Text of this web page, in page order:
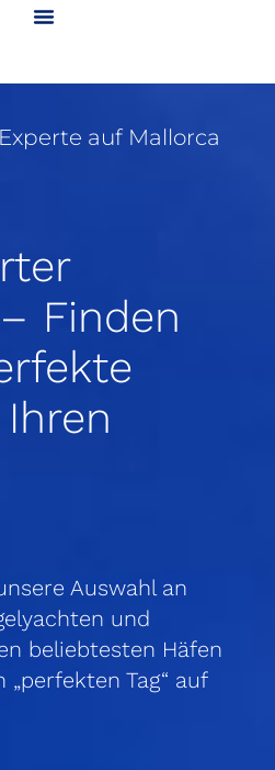
auf Mallorca
Finden
Auswahl an
und
beliebtesten Häfen
Tag“ auf